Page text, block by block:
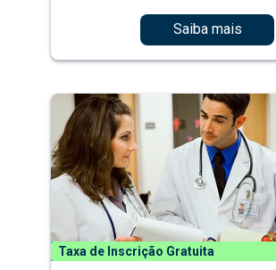
Saiba mais
Taxa de Inscrição Gratuita